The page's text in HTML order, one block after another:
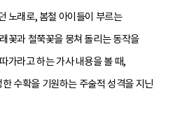
노래로, 봄철 아이들이 부르는
꽃과 철쭉꽃을 뭉쳐 돌리는 동작을
가라고 하는 가사 내용을 볼 때,
수확을 기원하는 주술적 성격을 지닌